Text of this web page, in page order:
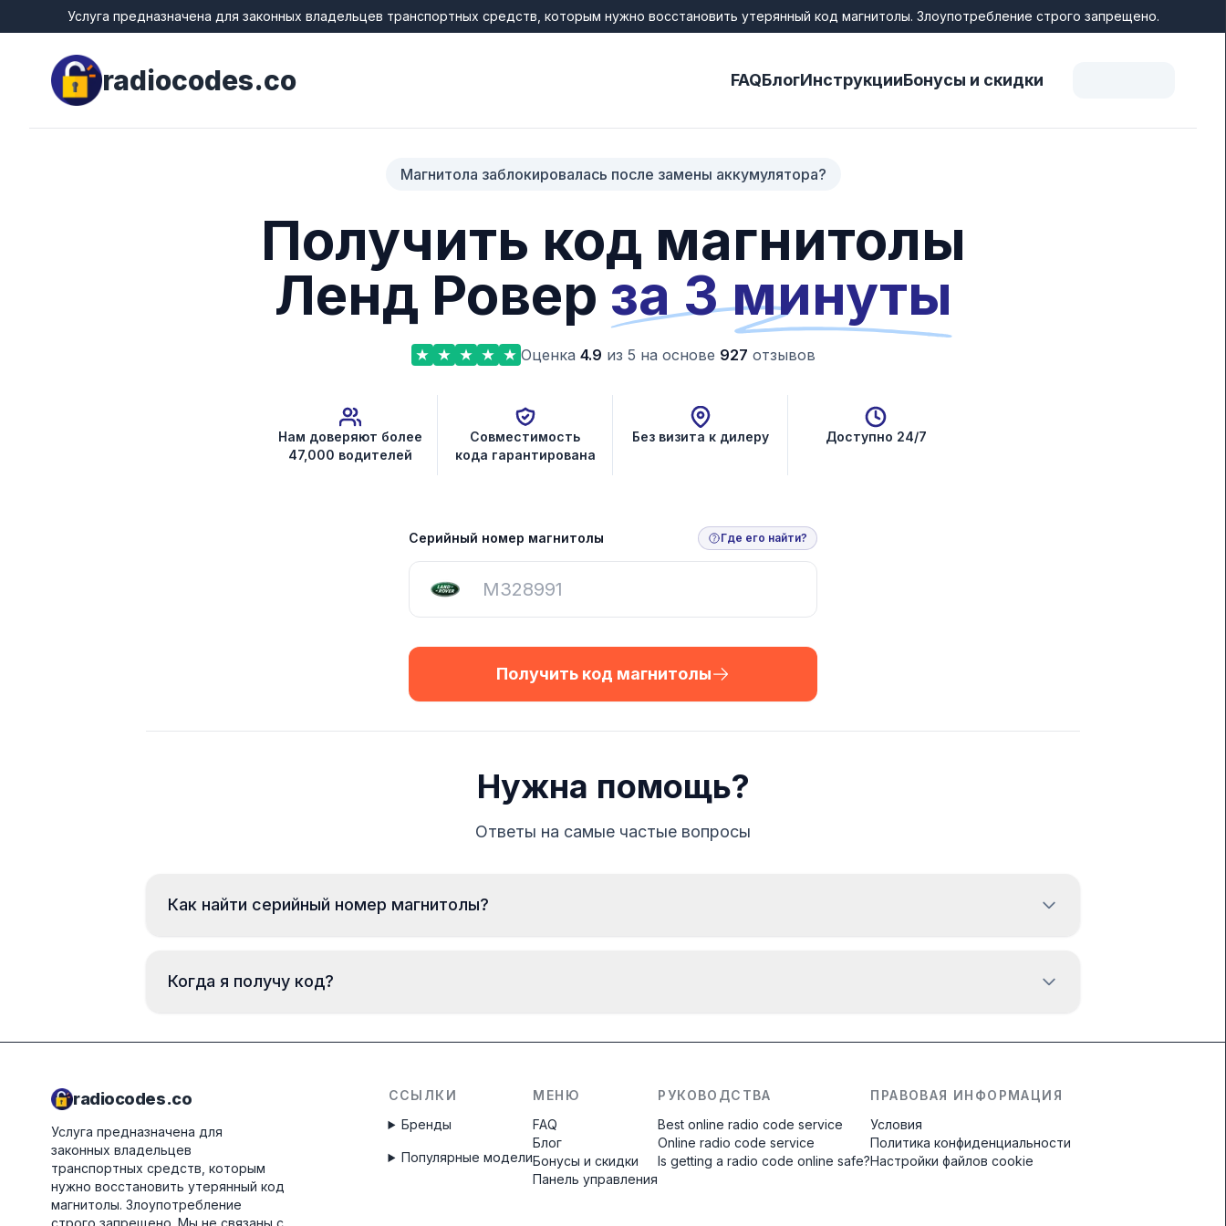
Услуга предназначена для законных владельцев транспортных средств, которым нужно восстановить утерянный код магнитолы. Злоупотребление строго запрещено.
radiocodes.co FAQБлогИнструкцииБонусы и скидки
Магнитола заблокировалась после замены аккумулятора?
Получить код магнитолы
Ленд Ровер за 3 минуты
Оценка 4.9 из 5 на основе 927 отзывов
Нам доверяют более
47,000 водителей
Совместимость
кода гарантирована
Без визита к дилеру Доступно 24/7
Серийный номер магнитолы Где его найти?
Получить код магнитолы
Нужна помощь?
Ответы на самые частые вопросы
Как найти серийный номер магнитолы?
Когда я получу код?
Код будет переданмгновеннопосле
времени суток.
radiocodes.co
Услуга предназначена для
законных владельцев
транспортных средств, которым
нужно восстановить утерянный код
магнитолы. Злоупотребление
строго запрещено. Мы не связаны с
ССЫЛКИ
Бренды
Популярные модели
МЕНЮ
FAQ
Блог
Бонусы и скидки
Панель управления
РУКОВОДСТВА
Best online radio code service
Online radio code service
Is getting a radio code online safe?
ПРАВОВАЯ ИНФОРМАЦИЯ
Условия
Политика конфиденциальности
Настройки файлов cookie